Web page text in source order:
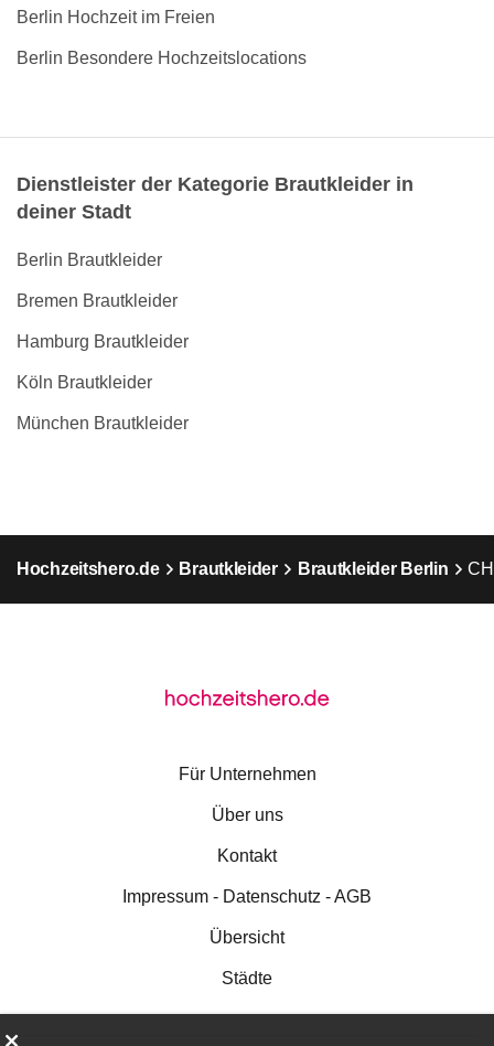
Berlin Hochzeit im Freien
Berlin Besondere Hochzeitslocations
Dienstleister der Kategorie Brautkleider in
deiner Stadt
Berlin Brautkleider
Bremen Brautkleider
Hamburg Brautkleider
Köln Brautkleider
München Brautkleider
Hochzeitshero.de Brautkleider Brautkleider Berlin
Für Unternehmen
Über uns
Kontakt
Impressum - Datenschutz - AGB
Übersicht
Städte